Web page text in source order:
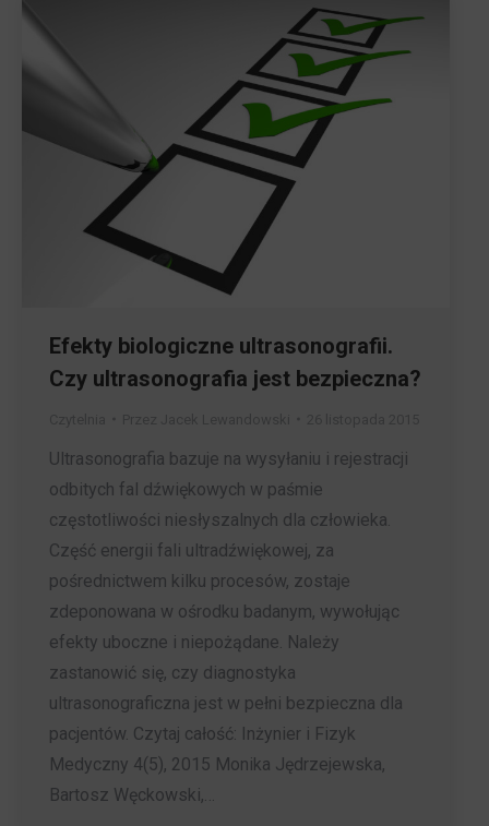
Efekty biologiczne ultrasonografii.
Czy ultrasonografia jest bezpieczna?
Ultrasonografia bazuje na wysyłaniu i rejestracji
odbitych fal dźwiękowych w paśmie
częstotliwości niesłyszalnych dla człowieka.
Część energii fali ultradźwiękowej, za
pośrednictwem kilku procesów, zostaje
zdeponowana w ośrodku badanym, wywołując
efekty uboczne i niepożądane. Należy
zastanowić się, czy diagnostyka
ultrasonograficzna jest w pełni bezpieczna dla
pacjentów. Czytaj całość: Inżynier i Fizyk
Medyczny 4(5), 2015 Monika Jędrzejewska,
Bartosz Węckowski,…